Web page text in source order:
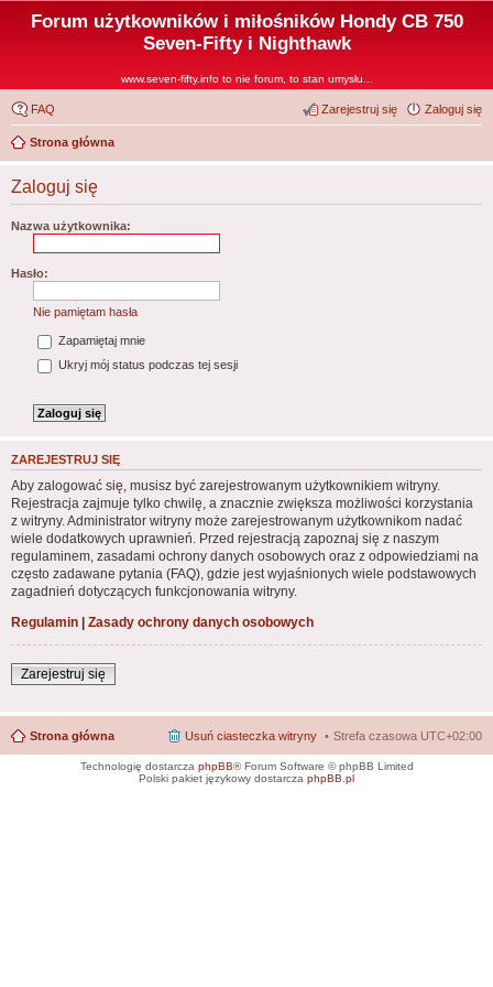
Forum użytkowników i miłośników Hondy CB 750
Seven-Fifty i Nighthawk
www.seven-fifty.info to nie forum, to stan umysłu...
FAQ Zaloguj się
Zarejestruj się
Strona główna
Zaloguj się
Nazwa użytkownika:
Hasło:
Nie pamiętam hasła
Zapamiętaj mnie
Ukryj mój status podczas tej sesji
ZAREJESTRUJ SIĘ
Aby zalogować się, musisz być zarejestrowanym użytkownikiem witryny.
Rejestracja zajmuje tylko chwilę, a znacznie zwiększa możliwości korzystania
z witryny. Administrator witryny może zarejestrowanym użytkownikom nadać
wiele dodatkowych uprawnień. Przed rejestracją zapoznaj się z naszym
regulaminem, zasadami ochrony danych osobowych oraz z odpowiedziami na
często zadawane pytania (FAQ), gdzie jest wyjaśnionych wiele podstawowych
zagadnień dotyczących funkcjonowania witryny.
Regulamin | Zasady ochrony danych osobowych
Zarejestruj się
Strona główna Strefa czasowa UTC+02:00
Usuń ciasteczka witryny
Technologię dostarcza phpBB® Forum Software © phpBB Limited
Polski pakiet językowy dostarcza phpBB.pl